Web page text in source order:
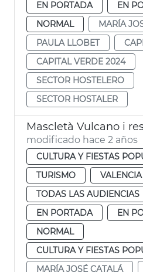
EN PORTADA
EN
NORMAL
MARÍA
PAULA LLOBET
CAPITAL VERDE 2024
SECTOR HOSTELERO
SECTOR HOSTALER
Mascletà Vulcano i
modificado hace 2 años
CULTURA Y FIESTAS
TURISMO
VALENCIA
TODAS LAS AUDIENCIAS
EN PORTADA
EN
NORMAL
CULTURA Y FIESTAS
MARÍA JOSÉ CATALÁ